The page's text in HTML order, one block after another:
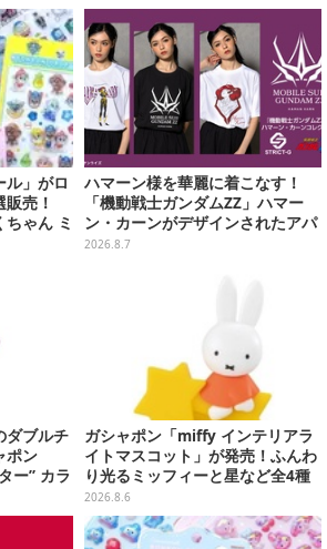
ル」がロ
売！
ちゃん ミ
ップ
ハマーン様を華麗に着こなす！
「機動戦士ガンダムZZ」ハマー
ン・カーンがデザインされたアパ
レルが販売
2026.8.7
ダブルチ
ポン
ー” カラ
売
ガシャポン「miffy インテリアラ
イトマスコット」が発売！ふんわ
り光るミッフィーと星など全4種
ラインナップ
2026.8.6